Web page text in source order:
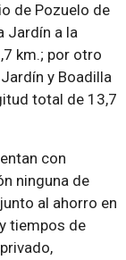
de Pozuelo de
Jardín a la
km.; por otro
y Boadilla
total de 13,7
con
ninguna de
al ahorro en
tiempos de